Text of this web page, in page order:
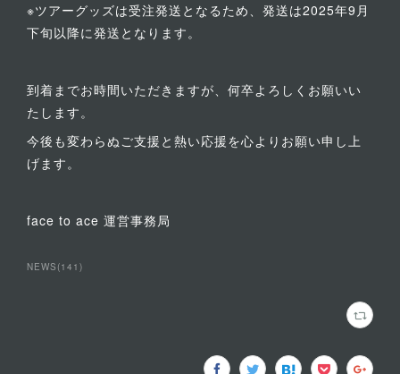
※ツアーグッズは受注発送となるため、発送は2025年9月
下旬以降に発送となります。
到着までお時間いただきますが、何卒よろしくお願いい
たします。
今後も変わらぬご支援と熱い応援を心よりお願い申し上
げます。
face to ace 運営事務局
NEWS (141 )